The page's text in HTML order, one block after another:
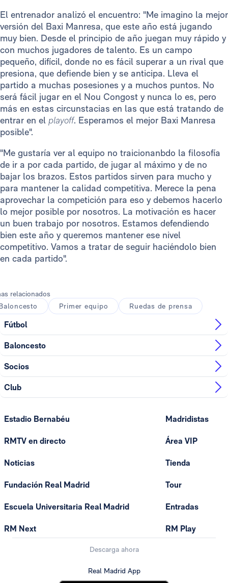
El entrenador analizó el encuentro: "Me imagino la mejor
versión del Baxi Manresa, que este año está jugando
muy bien. Desde el principio de año juegan muy rápido y
con muchos jugadores de talento. Es un campo
pequeño, difícil, donde no es fácil superar a un rival que
presiona, que defiende bien y se anticipa. Lleva el
partido a muchas posesiones y a muchos puntos. No
será fácil jugar en el Nou Congost y nunca lo es, pero
más en estas circunstacias en las que está tratando de
entrar en el playoff. Esperamos el mejor Baxi Manresa
posible".
"Me gustaría ver al equipo no traicionanbdo la filosofía
de ir a por cada partido, de jugar al máximo y de no
bajar los brazos. Estos partidos sirven para mucho y
para mantener la calidad competitiva. Merece la pena
aprovechar la competición para eso y debemos hacerlo
lo mejor posible por nosotros. La motivación es hacer
un buen trabajo por nosotros. Estamos defendiendo
bien este año y queremos mantener ese nivel
competitivo. Vamos a tratar de seguir haciéndolo bien
en cada partido".
relacionados
Primer equipo Ruedas de prensa
Fútbol
Baloncesto
Socios
Club
Estadio Bernabéu
RMTV en directo
Noticias
Fundación Real Madrid
Escuela Universitaria Real Madrid
RM Next
Madridistas
Área VIP
Tienda
Tour
Entradas
RM Play
Descarga ahora
Real Madrid App